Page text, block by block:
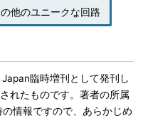
の他のユニークな回路
臨時増刊として発刊し
れたものです。著者の所属
情報ですので、あらかじめ